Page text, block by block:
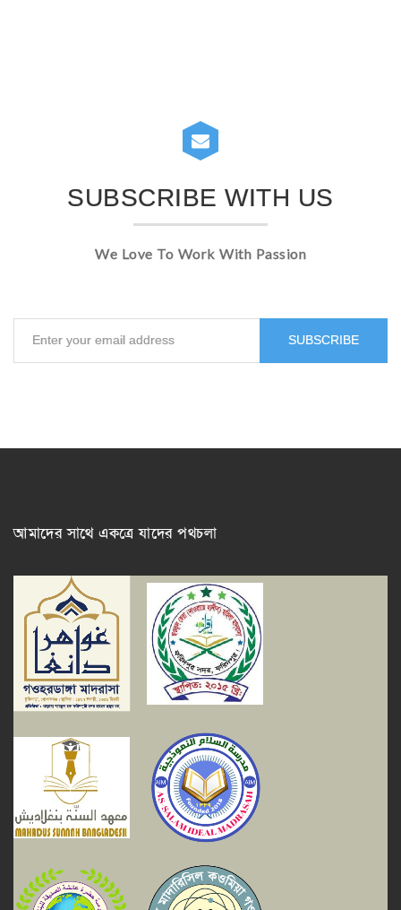
SUBSCRIBE WITH US
We Love To Work With Passion
SUBSCRIBE
আমাদের সাথে একত্রে যাদের পথচলা